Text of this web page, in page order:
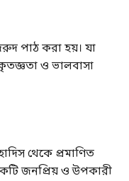
পাঠ করা হয়। যা
ও ভালবাসা
থেকে প্রমাণিত
জনপ্রিয় ও উপকারী